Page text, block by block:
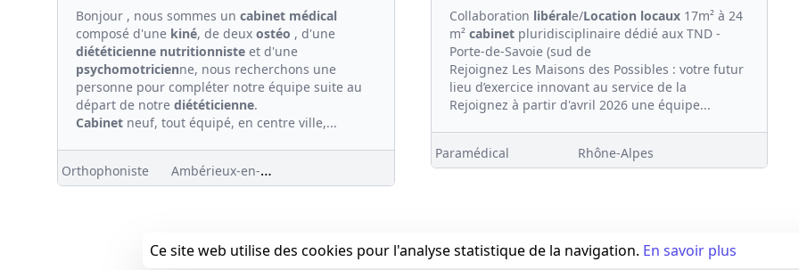
Bonjour , nous sommes un cabinet médical
composé d'une kiné, de deux ostéo , d'une
diététicienne nutritionniste et d'une
psychomotricienne, nous recherchons une
personne pour compléter notre équipe suite au
départ de notre diététicienne.
Cabinet neuf, tout équipé, en centre ville,...
Orthophoniste Ambérieux-en-Dombes (01)
Collaboration libérale/Location locaux17m² à 24
m² cabinetpluridisciplinaire dédié aux TND -
Porte-de-Savoie (sud de
Rejoignez Les Maisons des Possibles : votre futur
lieu d’exercice innovant au service de la
Rejoignez à partir d'avril 2026 une équipe...
Paramédical Rhône-Alpes
Ce site web utilise des cookies pour l'analyse statistique de la navigation. En savoir plus